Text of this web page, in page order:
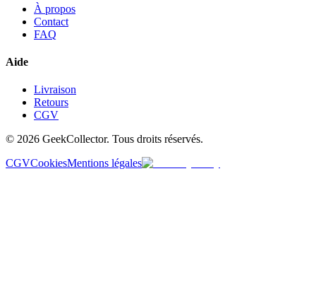
À propos
Contact
FAQ
Aide
Livraison
Retours
CGV
© 2026 GeekCollector. Tous droits réservés.
CGVCookiesMentions légales